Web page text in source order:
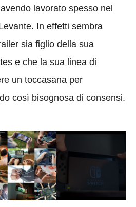
lavorato spesso nel
In effetti sembra
sia figlio della sua
e che la sua linea di
un toccasana per
così bisognosa di consensi.